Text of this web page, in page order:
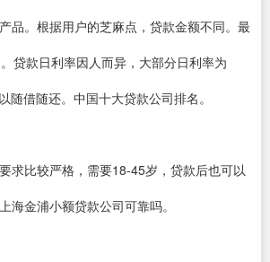
品。根据用户的芝麻点，贷款金额不同。最
贷款日利率因人而异，大部分日利率为
随借随还。中国十大贷款公司排名。
求比较严格，需要18-45岁，贷款后也可以
海金浦小额贷款公司可靠吗。